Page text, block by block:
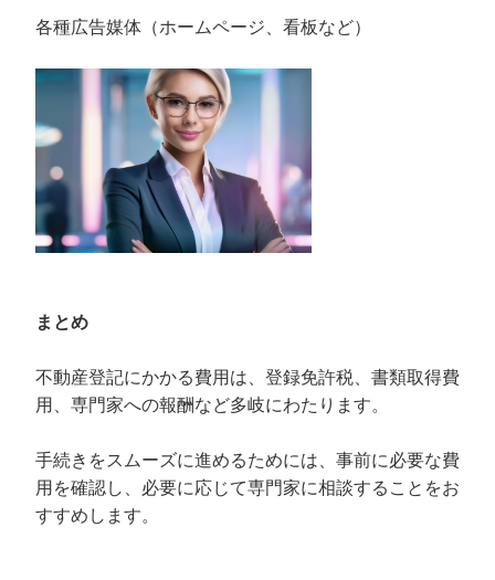
各種広告媒体（ホームページ、看板など）
まとめ
不動産登記にかかる費用は、登録免許税、書類取得費
用、専門家への報酬など多岐にわたります。
手続きをスムーズに進めるためには、事前に必要な費
用を確認し、必要に応じて専門家に相談することをお
すすめします。